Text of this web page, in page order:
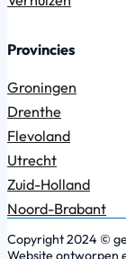
Provincies
Groningen
Drenthe
Flevoland
Utrecht
Zuid-Holland
Noord-Brabant
Copyright 2024 ©
Website ontworpen